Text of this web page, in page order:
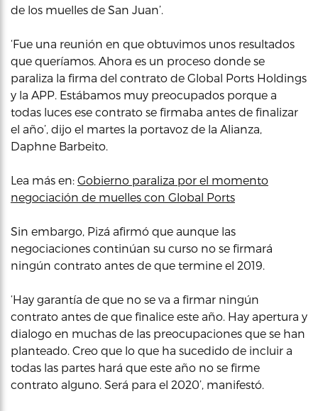
de los muelles de San Juan’.
‘Fue una reunión en que obtuvimos unos resultados
que queríamos. Ahora es un proceso donde se
paraliza la firma del contrato de Global Ports Holdings
y la APP. Estábamos muy preocupados porque a
todas luces ese contrato se firmaba antes de finalizar
el año’, dijo el martes la portavoz de la Alianza,
Daphne Barbeito.
Lea más en: Gobierno paraliza por el momento
negociación de muelles con Global Ports
Sin embargo, Pizá afirmó que aunque las
negociaciones continúan su curso no se firmará
ningún contrato antes de que termine el 2019.
‘Hay garantía de que no se va a firmar ningún
contrato antes de que finalice este año. Hay apertura y
dialogo en muchas de las preocupaciones que se han
planteado. Creo que lo que ha sucedido de incluir a
todas las partes hará que este año no se firme
contrato alguno. Será para el 2020’, manifestó.